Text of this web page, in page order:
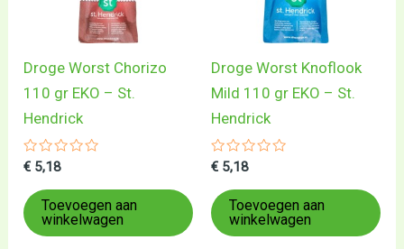
Droge Worst Chorizo
110 gr EKO – St.
Hendrick
Gewaardeerd
uit
5
€ 5,18
Toevoegen aan
winkelwagen
Droge Worst Knoflook
Mild 110 gr EKO – St.
Hendrick
Gewaardeerd
uit
5
€ 5,18
Toevoegen aan
winkelwagen